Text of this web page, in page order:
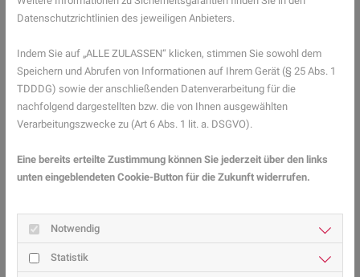
Sonnenschutz: Was passt besser?
hängt stark von Hauttyp und Alltag ab.
Bei empfindlicher Haut
Empfindliche oder gereizte Haut kommt oft gut mit mineralischem
häufig gewählt, weil sie als gut verträglich gilt.
Auch für kleine Kinder werden oft mineralische Produkte genutzt.
Für den Alltag und das Gesicht
Produkte leicht wirken und sich angenehm verteilen lassen. Gerade
Datenschutzrichtlinien des jeweiligen Anbieters.
Indem Sie auf „ALLE ZULASSEN“ klicken, stimmen Sie sowohl dem
Speichern und Abrufen von Informationen auf Ihrem Gerät (§ 25 Abs. 1
TDDDG) sowie der anschließenden Datenverarbeitung für die
nachfolgend dargestellten bzw. die von Ihnen ausgewählten
Verarbeitungszwecke zu (Art 6 Abs. 1 lit. a. DSGVO).
Eine bereits erteilte Zustimmung können Sie jederzeit über den links
unten eingeblendeten Cookie-Button für die Zukunft widerrufen.
Notwendig
Statistik